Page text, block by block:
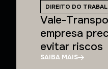
DIREITO DO
Vale-
empresa
evitar riscos
SAIBA MAIS